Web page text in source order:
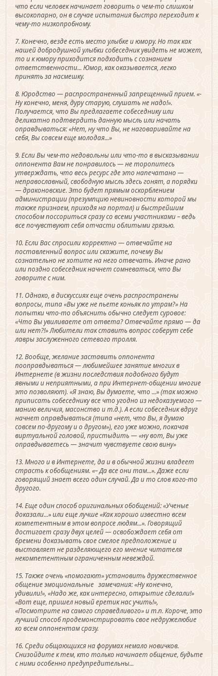
что если человек начинает говорить о чем-то слишком
высокопарно, он в случае испытания быстро переходит к
чему-то низкопробному.
7. Конечно, везде есть место улыбке и юмору. Но так как
нашей добродушной улыбки собеседник увидеть не может,
то и к юмору приходится подходить с сознанием
ответственности... Юмор, как оказывается, легко
принять за насмешку.
8. Юродство — распространенный запрещенный прием. «-
Ну конечно, меня, дуру старую, слушать не надо!».
Получается, что Вы предлагаете собеседнику или
деликатно подтвердить данную мысль или начать
оправдываться: «Нет, ну что Вы, не наговаривайте на
себя, Вы совсем еще молодая...»
9. Если Вы чем-то недовольны или что-то в высказывании
оппонента Вам не понравилось — не торопитесь
утверждать, что весь ресурс где это напечатано —
неправославный, свободную мысль здесь гонят, а порядки
— драконовские. Это будет прямым оскорблением
администрации (презумпцию невиновности которой мы
также признаем, приходя на портал) и быстрейшим
способом поссориться сразу со всеми участниками – ведь
все почувствуют себя отчасти облитыми грязью.
10. Если Вас спросили корректно — отвечайте на
поставленный вопрос или скажите, почему Вы
сознательно не хотите на него отвечать. Иначе рано
или поздно собеседник начнет сомневаться, что Вы
говорите с ним.
11. Однако, в дискуссиях еще очень распространены
вопросы, типа «Вы уже не пьете коньяк по утрам?» На
попытки что-то объяснить обычно следует суровое:
«Что Вы увиливаете от ответа? Отвечайте прямо — да
или нет?!» Любители так ставить вопрос соберут себе
лавры заслуженного сетевого тролля.
12. Вообще, желание заставить оппонента
пооправдываться — любимейшее занятие многих в
Интернете (в жизни последствия подобного будут
явными и неприятными, а при Интернет-общении многие
это позволяют). «Я знаю, Вы думаете, что ...» (так можно
приписать собеседнику все что угодно из недоказуемого —
манию величия, масонство и т.д.). А если собеседник вдруг
начнет оправдываться (типа «нет, что Вы, я думаю
совсем по-другому и о другом»), его уже можно, покачав
виртуальной головой, пристыдить — «ну вот, Вы уже
оправдываетесь — значит чувствуете свою вину»
13. Много и в Интернете, да и в обычной жизни владеет
страсть к обобщениям. «– Да все они там...». Даже если
говорящий знает всего один случай. Да и то слов кого-то
другого.
14. Еще один способ оригинальных обобщений: «Ученые
доказали...» или еще лучше «Как хорошо известно всем
компетентным в этом вопросе людям...». Говорящий
достигает сразу двух целей — освобождает себя от
бремени доказывать свое смелое предположение и
выставляет не разделяющего его мнение читателя
некомпетентным ограниченным невеждой.
15. Также очень «помогают» установить дружественное
общение эмоциональные замечания: «Ну конечно,
удивили!», «Надо же, как интересно, открытие сделали!»
«Вот еще, пришел новый еретик нас учить!»,
«Посмотрите на самого справедливого» и т.п. Короче, это
лучший способ продемонстрировать свое недружелюбие
ко всем оппонентам сразу.
16. Среди общающихся на форумах немало новичков.
Снизойдите к тем, кто только начинает общение, будьте
с ними особенно предупредительны...